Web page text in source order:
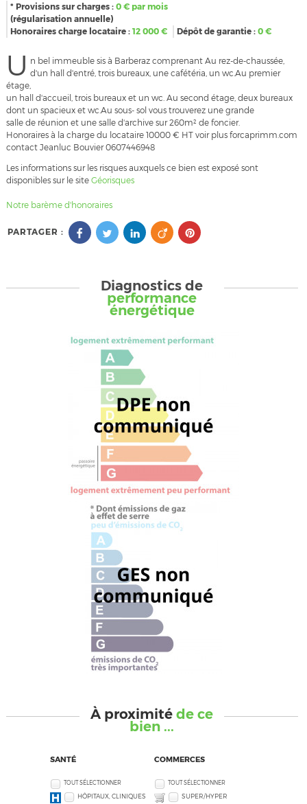
* Provisions sur charges : 0€ par mois
(régularisation annuelle)
Honoraires charge locataire : 12 000€ Dépôt de garantie :0€
U n bel immeuble sis à Barberaz comprenant Au rez-de-chaussée,
d'un hall d'entré, trois bureaux, une cafétéria, un wc.Au premier
étage,
un hall d'accueil, trois bureaux et un wc. Au second étage, deux bureaux
dont un spacieux et wc.Au sous- sol vous trouverez une grande
salle de réunion et une salle d'archive sur 260m² de foncier.
Honoraires à la charge du locataire 10000 € HT voir plus forcaprimm.com
contact Jeanluc Bouvier 0607446948
Les informations sur les risques auxquels ce bien est exposé sont
disponibles sur le site Géorisques
Notre barème d'honoraires
PARTAGER :
Diagnostics de
performance
énergétique
À proximitéde ce
bien ...
SANTÉ
TOUT SÉLECTIONNER
HÔPITAUX, CLINIQUES
COMMERCES
TOUT SÉLECTIONNER
SUPER/HYPER